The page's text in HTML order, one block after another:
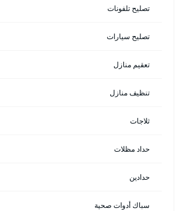
تصليح تلفونات
تصليح سيارات
تعقيم منازل
تنظيف منازل
ثلاجات
حداد مظلات
حدادين
سباك أدوات صحية